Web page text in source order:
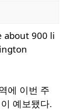
에 이번 주
예보됐다.